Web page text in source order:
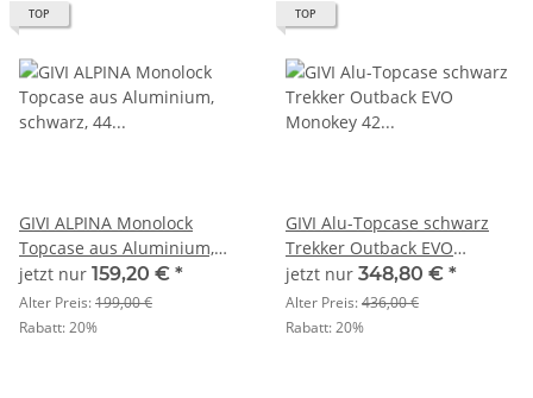
TOP
GIVI ALPINA Monolock
Topcase aus Aluminium,
schwarz, 44 Liter, mit
Universalplatte und
Montagekit
jetzt nur 159,20 € *
Alter Preis:199,00 €
Rabatt:20%
TOP
GIVI Alu-Topcase schwarz
Trekker Outback EVO
Monokey 42 Liter / SMART
SECURITY LOCK
jetzt nur 348,80 € *
Alter Preis:436,00 €
Rabatt:20%